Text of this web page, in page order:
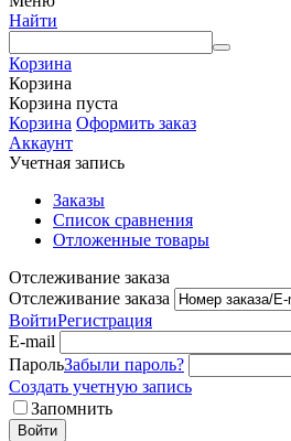
Найти
Корзина
Корзина
Корзина пуста
Корзина Оформить заказ
Аккаунт
Учетная запись
Заказы
Список сравнения
Отложенные товары
Отслеживание заказа
Отслеживание заказа
ВойтиРегистрация
E-mail
ПарольЗабыли пароль?
Создать учетную запись
Запомнить
Войти